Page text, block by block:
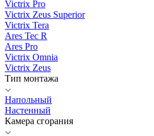
Victrix Pro
Victrix Zeus Superior
Victrix Tera
Ares Tec R
Ares Pro
Victrix Omnia
Victrix Zeus
Тип монтажа
Напольный
Настенный
Камера сгорания